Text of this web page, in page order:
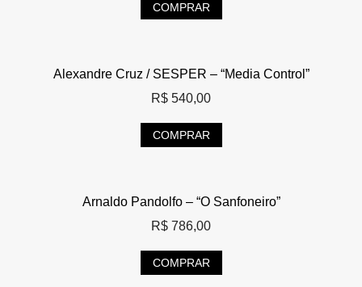
COMPRAR
Alexandre Cruz / SESPER – “Media Control”
R$ 540,00
COMPRAR
Arnaldo Pandolfo – “O Sanfoneiro”
R$ 786,00
COMPRAR